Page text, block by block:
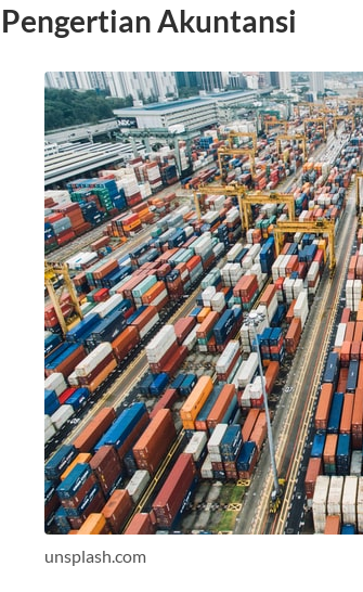
Pengertian Akuntansi
unsplash.com